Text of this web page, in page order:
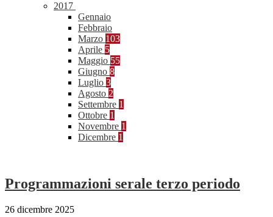
2017
Gennaio
Febbraio
Marzo 103
Aprile 5
Maggio 55
Giugno 8
Luglio 3
Agosto 2
Settembre 1
Ottobre 1
Novembre 1
Dicembre 1
Programmazioni serale terzo periodo
26 dicembre 2025